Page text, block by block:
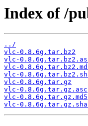
Index of /
../
vlc-0.8.6g.tar.bz2
vlc-
vlc-
vlc-
vlc-0.8.6g.tar.gz
vlc-0.8.6g.tar.gz.asc
vlc-0.8.6g.tar.gz.md5
vlc-